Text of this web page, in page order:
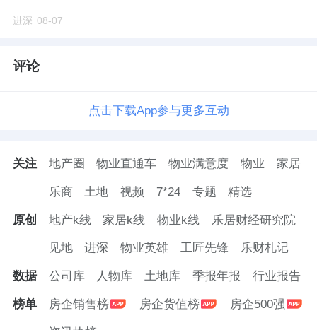
进深 08-07
评论
点击下载App参与更多互动
关注 地产圈 物业直通车 物业满意度 物业 家居
乐商 土地 视频 7*24 专题 精选
原创 地产k线 家居k线 物业k线 乐居财经研究院
见地 进深 物业英雄 工匠先锋 乐财札记
数据 公司库 人物库 土地库 季报年报 行业报告
榜单 房企销售榜 房企货值榜 房企500强